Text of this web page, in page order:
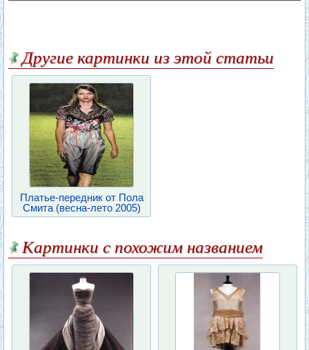
Другие картинки из этой статьи
Платье-передник от Пола
Смита (весна-лето 2005)
Картинки с похожим названием